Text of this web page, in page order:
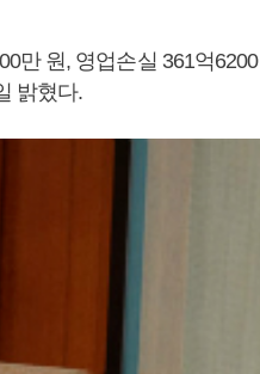
만 원, 영업손실 361억6200
밝혔다.